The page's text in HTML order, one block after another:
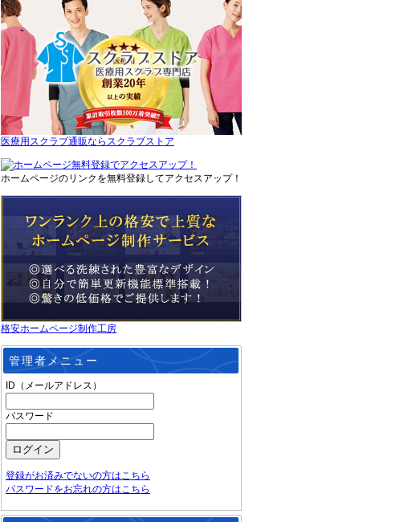
医療用スクラブ通販ならスクラブストア
ホームページのリンクを無料登録してアクセスアップ！
格安ホームページ制作工房
管理者メニュー
ID（メールアドレス）
パスワード
登録がお済みでないの方はこちら
パスワードをお忘れの方はこちら